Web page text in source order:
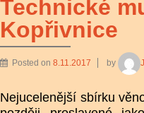
Technické
Kopřivnice
Posted on 8.11.2017 by
Nejucelenější sbírku